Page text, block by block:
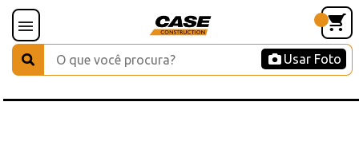
Usar Foto